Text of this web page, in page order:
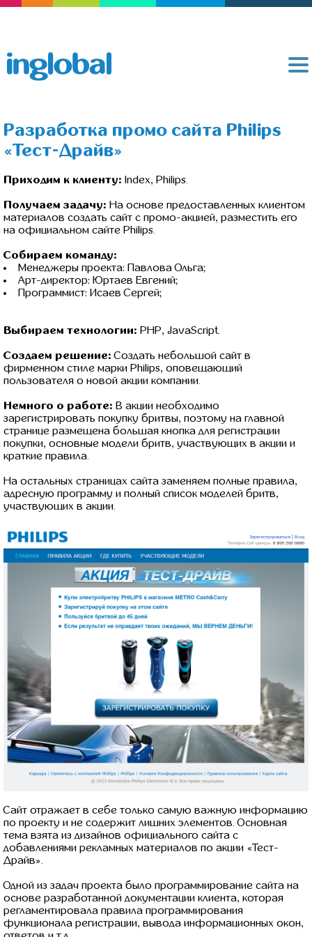
Разработка промо сайта Philips
«Тест-Драйв»
Приходим к клиенту: Index, Philips.
Получаем задачу: На основе предоставленных клиентом
материалов создать сайт с промо-акцией, разместить его
на официальном сайте Philips.
Собираем команду:
Менеджеры проекта: Павлова Ольга;
Арт-директор: Юртаев Евгений;
Программист: Исаев Сергей;
Выбираем технологии: PHP, JavaScript.
Создаем решение: Создать небольшой сайт в
фирменном стиле марки Philips, оповещающий
пользователя о новой акции компании.
Немного о работе: В акции необходимо
зарегистрировать покупку бритвы, поэтому на главной
странице размещена большая кнопка для регистрации
покупки, основные модели бритв, участвующих в акции и
краткие правила.
На остальных страницах сайта заменяем полные правила,
адресную программу и полный список моделей бритв,
участвующих в акции.
Сайт отражает в себе только самую важную информацию
по проекту и не содержит лишних элементов. Основная
тема взята из дизайнов официального сайта с
добавлениями рекламных материалов по акции «Тест-
Драйв».
Одной из задач проекта было программирование сайта на
основе разработанной документации клиента, которая
регламентировала правила программирования
функционала регистрации, вывода информационных окон,